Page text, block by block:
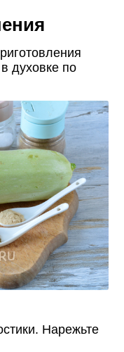
духовке по
Нарежьте